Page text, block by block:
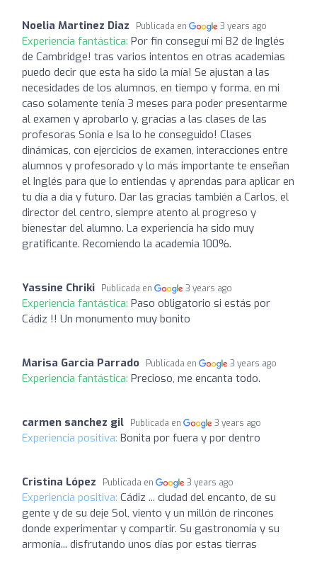
Noelia Martinez Diaz Publicada en 3 years ago
Experiencia fantástica: Por fin conseguí mi B2 de Inglés
de Cambridge! tras varios intentos en otras academias
puedo decir que esta ha sido la mía! Se ajustan a las
necesidades de los alumnos, en tiempo y forma, en mi
caso solamente tenía 3 meses para poder presentarme
al examen y aprobarlo y, gracias a las clases de las
profesoras Sonia e Isa lo he conseguido! Clases
dinámicas, con ejercicios de examen, interacciones entre
alumnos y profesorado y lo más importante te enseñan
el Inglés para que lo entiendas y aprendas para aplicar en
tu día a día y futuro. Dar las gracias también a Carlos, el
director del centro, siempre atento al progreso y
bienestar del alumno. La experiencia ha sido muy
gratificante. Recomiendo la academia 100%.
Yassine Chriki Publicada en 3 years ago
Experiencia fantástica: Paso obligatorio si estás por
Cádiz !! Un monumento muy bonito
Marisa Garcia Parrado Publicada en 3 years ago
Experiencia fantástica: Precioso, me encanta todo.
carmen sanchez gil Publicada en 3 years ago
Experiencia positiva: Bonita por fuera y por dentro
Cristina López Publicada en 3 years ago
Experiencia positiva: Cádiz ... ciudad del encanto, de su
gente y de su deje Sol, viento y un millón de rincones
donde experimentar y compartir. Su gastronomía y su
armonía... disfrutando unos días por estas tierras